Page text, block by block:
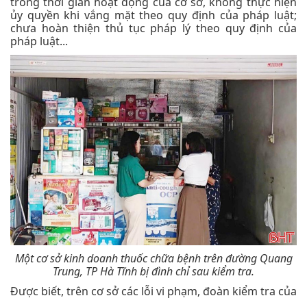
ủy quyền khi vắng mặt theo quy định của pháp luật;
chưa hoàn thiện thủ tục pháp lý theo quy định của
pháp luật...
Một cơ sở kinh doanh thuốc chữa bệnh trên đường Quang
Trung, TP Hà Tĩnh bị đình chỉ sau kiểm tra.
Được biết, trên cơ sở các lỗi vi phạm, đoàn kiểm tra của